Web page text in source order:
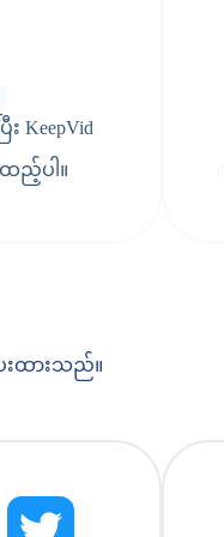
KeepVid
ထည့်ပါ။
းထားသည်။